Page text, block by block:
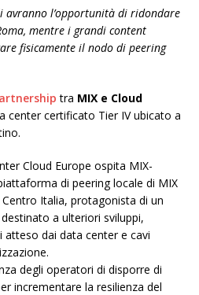
avranno l’opportunità di ridondare
mentre i grandi content
fisicamente il nodo di peering
tra MIX e Cloud
center certificato Tier IV ubicato a
Cloud Europe ospita MIX-
di peering locale di MIX
Italia, protagonista di un
a ulteriori sviluppi,
dai data center e cavi
degli operatori di disporre di
incrementare la resilienza del